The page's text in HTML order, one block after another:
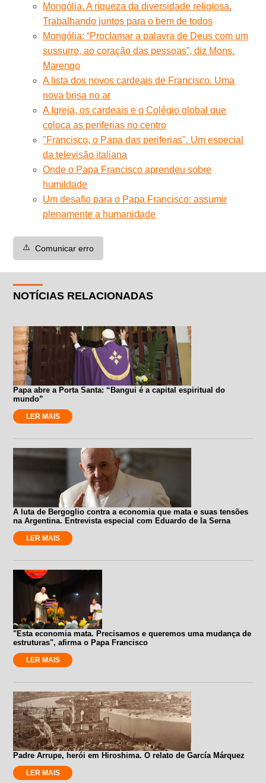
Mongólia. A riqueza da diversidade religiosa.
Trabalhando juntos para o bem de todos
Mongólia: “Proclamar a palavra de Deus com um
sussurro, ao coração das pessoas”, diz Mons.
Marengo
A lista dos novos cardeais de Francisco. Uma
nova brisa no ar
A Igreja, os cardeais e o Colégio global que
coloca as periferias no centro
"Francisco, o Papa das periferias". Um especial
da televisão italiana
Onde o Papa Francisco aprendeu sobre
humildade
Um desafio para o Papa Francisco: assumir
plenamente a humanidade
⚠️ Comunicar erro
NOTÍCIAS RELACIONADAS
Papa abre a Porta Santa: “Bangui é a capital espiritual do
mundo”
LER MAIS
A luta de Bergoglio contra a economia que mata e suas tensões
na Argentina. Entrevista especial com Eduardo de la Serna
LER MAIS
"Esta economia mata. Precisamos e queremos uma mudança de
estruturas", afirma o Papa Francisco
LER MAIS
Padre Arrupe, herói em Hiroshima. O relato de García Márquez
LER MAIS